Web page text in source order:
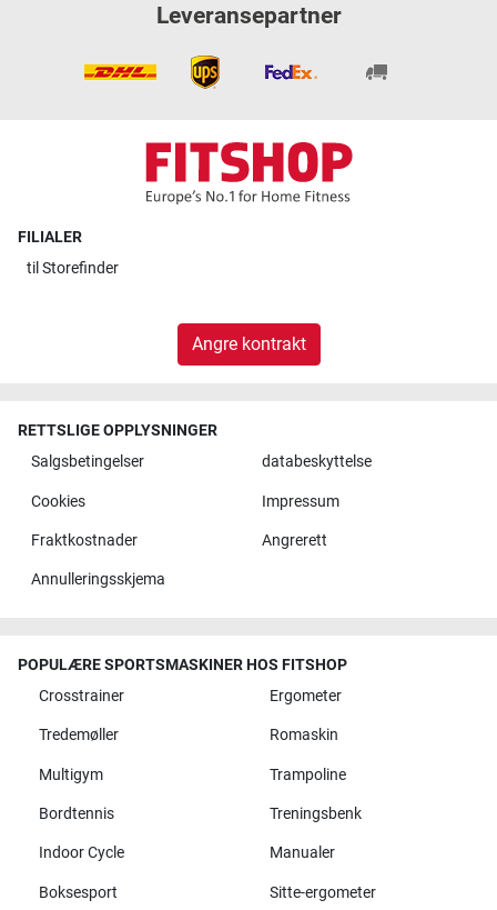
Leveransepartner
FILIALER
til Storefinder
Angre kontrakt
RETTSLIGE OPPLYSNINGER
Salgsbetingelser
databeskyttelse
Cookies Impressum
Fraktkostnader Angrerett
Annulleringsskjema
POPULÆRE SPORTSMASKINER HOS FITSHOP
Crosstrainer
Ergometer
Tredemøller Romaskin
Multigym Trampoline
Bordtennis Treningsbenk
Indoor Cycle Manualer
Boksesport Sitte-ergometer